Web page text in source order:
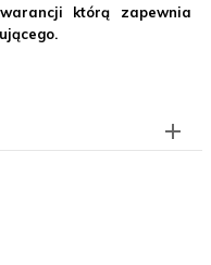
którą zapewnia